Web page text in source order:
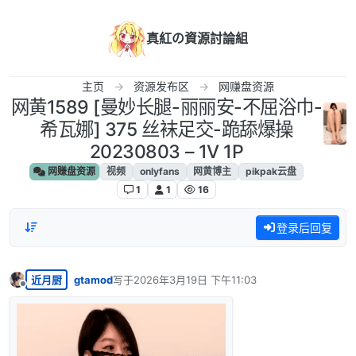
真紅の資源討論組
主页 资源发布区 网赚盘资源
网黄1589 [曼妙长腿-丽丽安-不屈浴巾-
希瓦娜] 375 丝袜足交-跪舔爆操
20230803 – 1V 1P
网赚盘资源 视频 onlyfans 网黄博主
pikpak云盘
1
1 16
登录后回复
离线
近月厨 gtamod写于2026年3月19日 下午11:03
最后由 编辑